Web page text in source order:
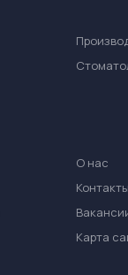
О нас
Контакты
Карта